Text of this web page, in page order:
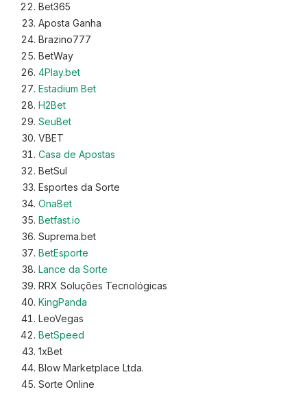
Bet365
Aposta Ganha
Brazino777
BetWay
4Play.bet
Estadium Bet
H2Bet
SeuBet
VBET
Casa de Apostas
BetSul
Esportes da Sorte
OnaBet
Betfast.io
Suprema.bet
BetEsporte
Lance da Sorte
RRX Soluções Tecnológicas
KingPanda
LeoVegas
BetSpeed
1xBet
Blow Marketplace Ltda.
Sorte Online